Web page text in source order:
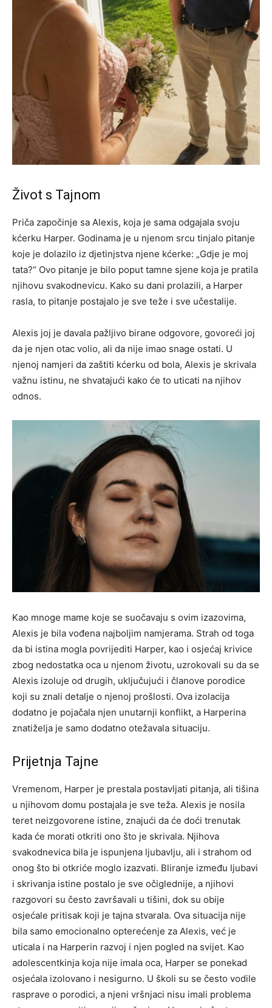
Život s Tajnom
Priča započinje sa Alexis, koja je sama odgajala svoju
kćerku Harper. Godinama je u njenom srcu tinjalo pitanje
koje je dolazilo iz djetinjstva njene kćerke: „Gdje je moj
tata?“ Ovo pitanje je bilo poput tamne sjene koja je pratila
njihovu svakodnevicu. Kako su dani prolazili, a Harper
rasla, to pitanje postajalo je sve teže i sve učestalije.
Alexis joj je davala pažljivo birane odgovore, govoreći joj
da je njen otac volio, ali da nije imao snage ostati. U
njenoj namjeri da zaštiti kćerku od bola, Alexis je skrivala
važnu istinu, ne shvatajući kako će to uticati na njihov
odnos.
Kao mnoge mame koje se suočavaju s ovim izazovima,
Alexis je bila vođena najboljim namjerama. Strah od toga
da bi istina mogla povrijediti Harper, kao i osjećaj krivice
zbog nedostatka oca u njenom životu, uzrokovali su da se
Alexis izoluje od drugih, uključujući i članove porodice
koji su znali detalje o njenoj prošlosti. Ova izolacija
dodatno je pojačala njen unutarnji konflikt, a Harperina
znatiželja je samo dodatno otežavala situaciju.
Prijetnja Tajne
Vremenom, Harper je prestala postavljati pitanja, ali tišina
u njihovom domu postajala je sve teža. Alexis je nosila
teret neizgovorene istine, znajući da će doći trenutak
kada će morati otkriti ono što je skrivala. Njihova
svakodnevica bila je ispunjena ljubavlju, ali i strahom od
onog što bi otkriće moglo izazvati. Bliranje između ljubavi
i skrivanja istine postalo je sve očiglednije, a njihovi
razgovori su često završavali u tišini, dok su obije
osjećale pritisak koji je tajna stvarala. Ova situacija nije
bila samo emocionalno opterećenje za Alexis, već je
uticala i na Harperin razvoj i njen pogled na svijet. Kao
adolescentkinja koja nije imala oca, Harper se ponekad
osjećala izolovano i nesigurno. U školi su se često vodile
rasprave o porodici, a njeni vršnjaci nisu imali problema